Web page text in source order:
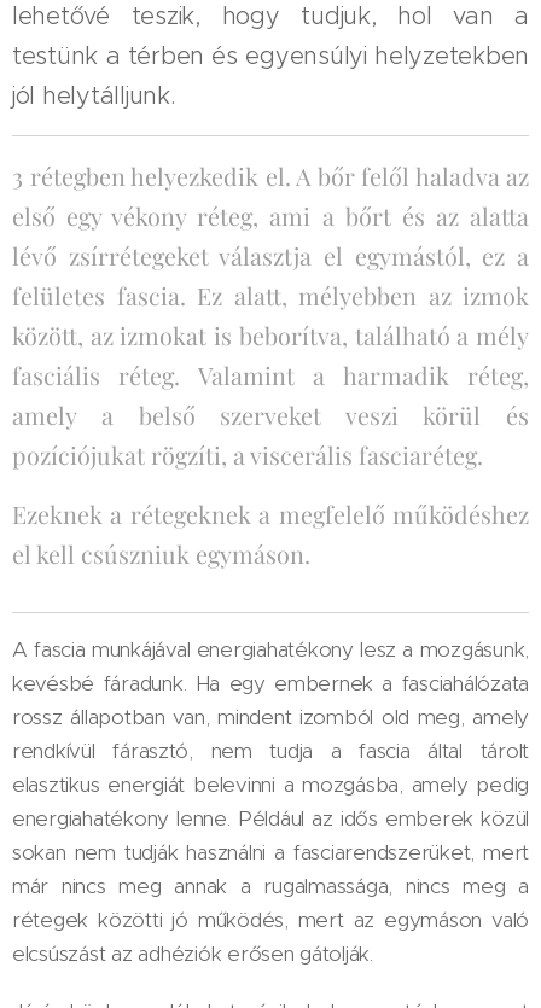
lehetővé teszik, hogy tudjuk, hol van a
testünk a térben és egyensúlyi helyzetekben
jól helytálljunk.
3 rétegben helyezkedik el. A bőr felől haladva az
első egy vékony réteg, ami a bőrt és az alatta
lévő zsírrétegeket választja el egymástól, ez a
felületes fascia. Ez alatt, mélyebben az izmok
között, az izmokat is beborítva, található a mély
fasciális réteg. Valamint a harmadik réteg,
amely a belső szerveket veszi körül és
pozíciójukat rögzíti, a viscerális fasciaréteg.
Ezeknek a rétegeknek a megfelelő működéshez
el kell csúszniuk egymáson.
A fascia munkájával energiahatékony lesz a mozgásunk,
kevésbé fáradunk. Ha egy embernek a fasciahálózata
rossz állapotban van, mindent izomból old meg, amely
rendkívül fárasztó, nem tudja a fascia által tárolt
elasztikus energiát belevinni a mozgásba, amely pedig
energiahatékony lenne. Például az idős emberek közül
sokan nem tudják használni a fasciarendszerüket, mert
már nincs meg annak a rugalmassága, nincs meg a
rétegek közötti jó működés, mert az egymáson való
elcsúszást az adhéziók erősen gátolják.